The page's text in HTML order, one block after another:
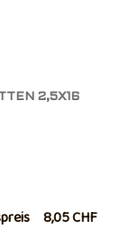
2,5X16
8,05 CHF